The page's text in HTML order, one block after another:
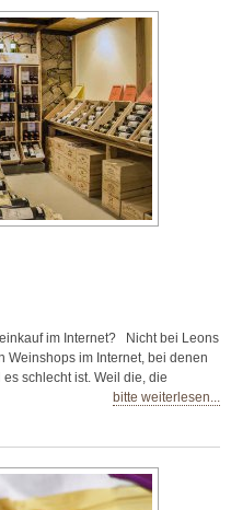
im Internet? Nicht bei Leons
Weinshops im Internet, bei denen
schlecht ist. Weil die, die
bitte weiterlesen...